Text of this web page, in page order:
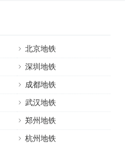
北京地铁
深圳地铁
成都地铁
武汉地铁
郑州地铁
杭州地铁